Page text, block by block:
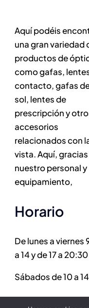
Aquí podéis
una gran variedad
productos de
como gafas,
contacto, gafas
sol, lentes de
prescripción y
accesorios
relacionados con
vista. Aquí, gracias
nuestro personal y
equipamiento,
horario
De lunes a viernes
a 14 y de 17 a 20:30
Sábados de 10 a 14